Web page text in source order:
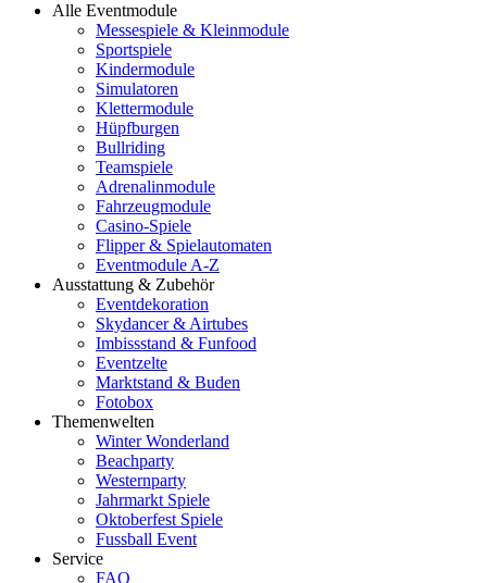
Alle Eventmodule
Messespiele & Kleinmodule
Sportspiele
Kindermodule
Simulatoren
Klettermodule
Hüpfburgen
Bullriding
Teamspiele
Adrenalinmodule
Fahrzeugmodule
Casino-Spiele
Flipper & Spielautomaten
Eventmodule A-Z
Ausstattung & Zubehör
Eventdekoration
Skydancer & Airtubes
Imbissstand & Funfood
Eventzelte
Marktstand & Buden
Fotobox
Themenwelten
Winter Wonderland
Beachparty
Westernparty
Jahrmarkt Spiele
Oktoberfest Spiele
Fussball Event
Service
FAQ